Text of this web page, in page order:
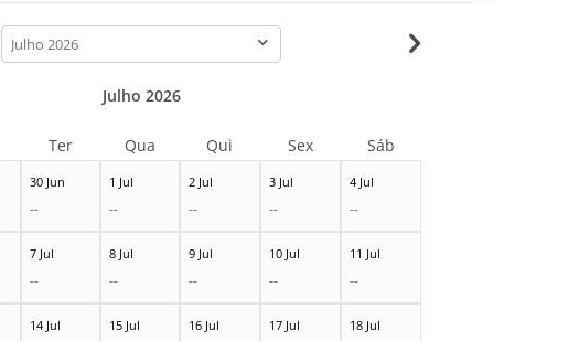
calendar-
month
30 Jun
--
1 Jul
--
2 Jul
--
3 Jul
--
4 Jul
--
7 Jul
--
8 Jul
--
9 Jul
--
10 Jul
--
11 Jul
--
14 Jul 15 Jul 16 Jul 17 Jul 18 Jul
Julho 2026
Ter Qua Qui Sex Sáb